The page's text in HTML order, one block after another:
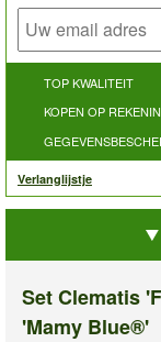
TOP KWALITEIT
KOPEN OP
Verlanglijstje
Set Clematis
'Mamy Blue®'